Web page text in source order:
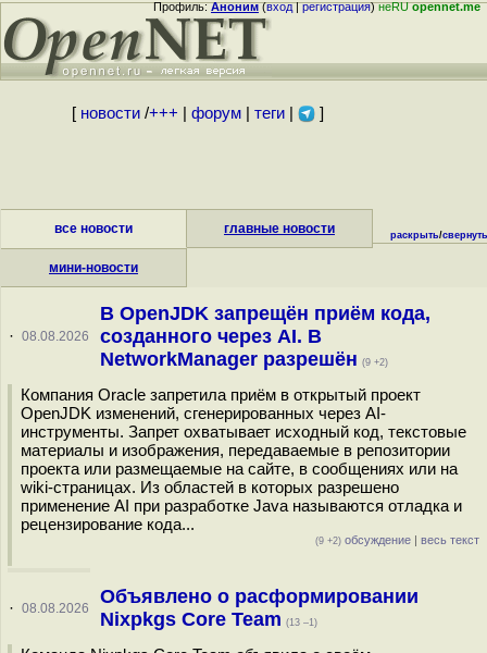
Профиль:Аноним(вход|регистрация)неRUopennet.me
[ новости/+++ форум| теги| ]
все новости главные новости
мини-новости
раскрыть/свернуть
· 08.08.2026
В OpenJDK запрещён приём кода,
созданного через AI. В
NetworkManager разрешён (9 +2)
Компания Oracle запретила приём в открытый проект
OpenJDK изменений, сгенерированных через AI-
инструменты. Запрет охватывает исходный код, текстовые
материалы и изображения, передаваемые в репозитории
проекта или размещаемые на сайте, в сообщениях или на
wiki-страницах. Из областей в которых разрешено
применение AI при разработке Java называются отладка и
рецензирование кода...
(9 +2) обсуждение | весь текст
· 08.08.2026
Объявлено о расформировании
Nixpkgs Core Team (13 –1)